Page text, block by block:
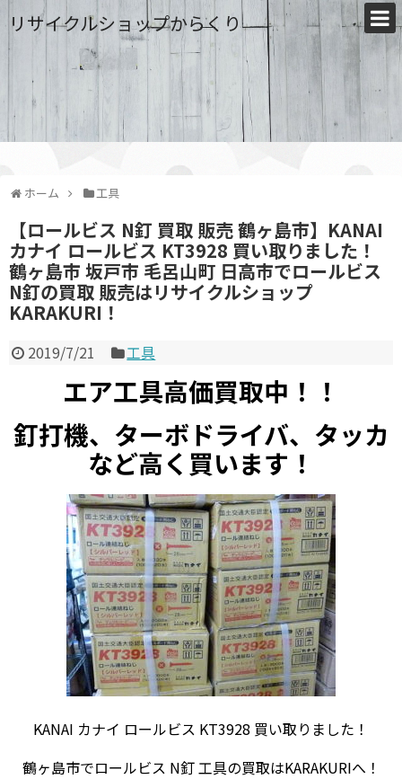
リサイクルショップからくり
ホーム 工具
【ロールビス N釘 買取 販売 鶴ヶ島市】KANAI
カナイ ロールビス KT3928 買い取りました！
鶴ヶ島市 坂戸市 毛呂山町 日高市でロールビス
N釘の買取 販売はリサイクルショップ
KARAKURI！
2019/7/21 工具
エア工具高価買取中！！
釘打機、ターボドライバ、タッカ
など高く買います！
KANAI カナイ ロールビス KT3928 買い取りました！
鶴ヶ島市でロールビス N釘 工具の買取はKARAKURIへ！